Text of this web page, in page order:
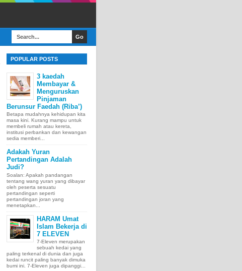
POPULAR POSTS
3 kaedah
Membayar &
Menguruskan
Pinjaman
Berunsur Faedah (Riba’)
Betapa mudahnya kehidupan kita
masa kini. Kurang mampu untuk
membeli rumah atau kereta,
institusi perbankan dan kewangan
sedia memberi...
Adakah Yuran
Pertandingan Adalah
Judi?
Soalan: Apakah pandangan
tentang wang yuran yang dibayar
oleh peserta sesuatu
pertandingan seperti
pertandingan joran yang
menetapkan...
HARAM Umat
Islam Bekerja di
7 ELEVEN
7-Eleven merupakan
sebuah kedai yang
paling terkenal di dunia dan juga
kedai runcit paling banyak dimuka
bumi ini. 7-Eleven juga dipanggi...